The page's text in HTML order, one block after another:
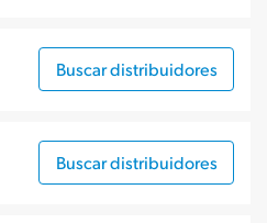
Buscar distribuidores
Buscar distribuidores